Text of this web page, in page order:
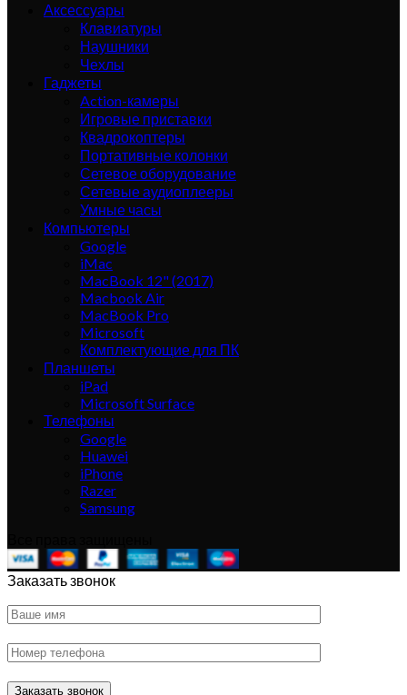
Аксессуары
Клавиатуры
Наушники
Чехлы
Гаджеты
Action-камеры
Игровые приставки
Квадрокоптеры
Портативные колонки
Сетевое оборудование
Сетевые аудиоплееры
Умные часы
Компьютеры
Google
iMac
MacBook 12" (2017)
Macbook Air
MacBook Pro
Microsoft
Комплектующие для ПК
Планшеты
iPad
Microsoft Surface
Телефоны
Google
Huawei
iPhone
Razer
Samsung
Заказать звонок